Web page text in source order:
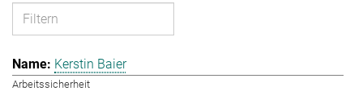
Kerstin Baier
Arbeitssicherheit